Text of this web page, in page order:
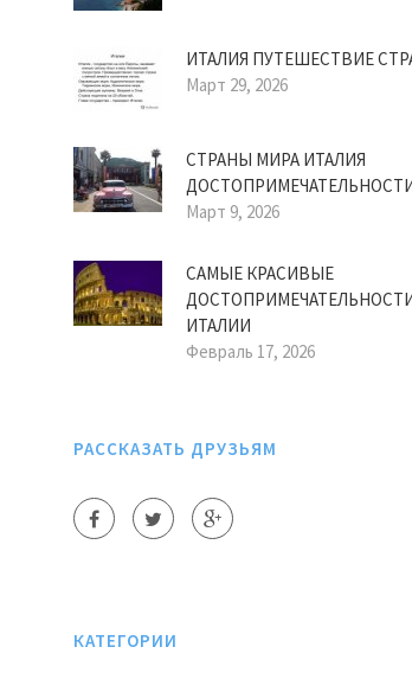
ИТАЛИЯ ПУТЕШЕСТВИЕ
Март 29, 2026
СТРАНЫ МИРА ИТАЛИЯ
Март 9, 2026
САМЫЕ КРАСИВЫЕ
ИТАЛИИ
Февраль 17, 2026
РАССКАЗАТЬ ДРУЗЬЯМ
КАТЕГОРИИ